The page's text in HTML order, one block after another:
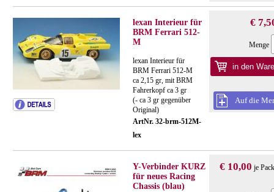
lexan Interieur für
BRM Ferrari 512-
M
lexan Interieur für
BRM Ferrari 512-M
ca 2,15 gr, mit BRM
Fahrerkopf ca 3 gr
(- ca 3 gr gegenüber
Original)
ArtNr. 32-brm-512M-
lex
€
Menge
Auf die
Y-Verbinder KURZ
für neues Racing
Chassis (blau)
€ 10,00 je